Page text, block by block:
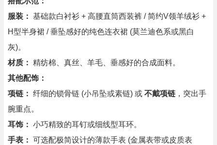
服装： 基础款白衬衫 + 高腰直筒西装裤 / 简约V领羊绒衫 +
H型半身裙 / 垂坠感好的纯色连衣裙 (莫兰迪色系或黑白
灰)。
材质： 精纺棉、真丝、羊毛、垂感好的合成面料。
其他配饰：
项链： 纤细的锁骨链 (小吊坠或素链) 或 不戴项链 ，突出手
腕重点。
耳饰： 小巧精致的耳钉或细线型耳环。
手表： 可选配极简设计的薄款手表 (金属表带或皮质表